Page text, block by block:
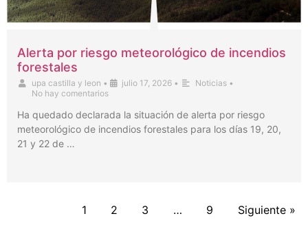
Alerta por riesgo meteorológico de incendios
forestales
upa castilla y leon • julio 17, 2026 • Noticias •
No hay comentarios
Ha quedado declarada la situación de alerta por riesgo
meteorológico de incendios forestales para los días 19, 20,
21 y 22 de …
1 2 3 … 9 Siguiente »